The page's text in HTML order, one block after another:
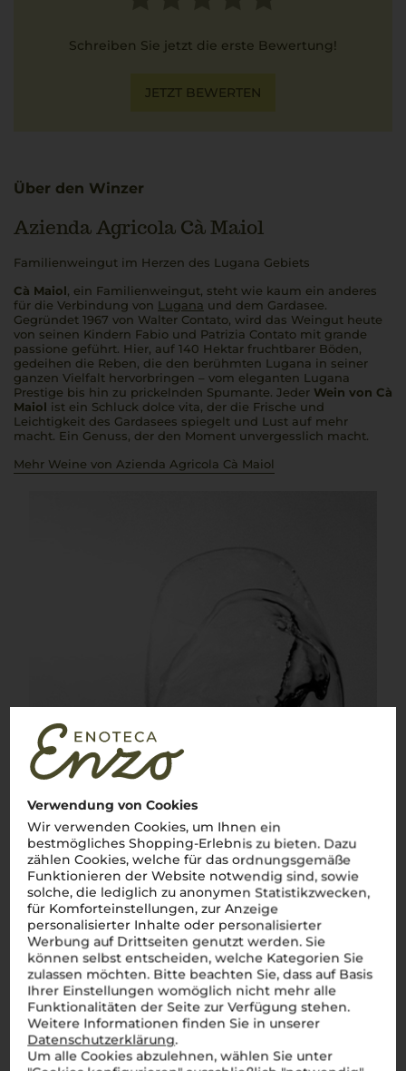
Verwendung von Cookies
Wir verwenden Cookies, um Ihnen ein
bestmögliches Shopping-Erlebnis zu bieten. Dazu
zählen Cookies, welche für das ordnungsgemäße
Funktionieren der Website notwendig sind, sowie
solche, die lediglich zu anonymen Statistikzwecken,
für Komforteinstellungen, zur Anzeige
personalisierter Inhalte oder personalisierter
Werbung auf Drittseiten genutzt werden. Sie
können selbst entscheiden, welche Kategorien Sie
zulassen möchten. Bitte beachten Sie, dass auf Basis
Ihrer Einstellungen womöglich nicht mehr alle
Funktionalitäten der Seite zur Verfügung stehen.
Weitere Informationen finden Sie in unserer
Datenschutzerklärung.
Um alle Cookies abzulehnen, wählen Sie unter
Schreiben Sie jetzt die erste Bewertung!
JETZT BEWERTEN
Über den Winzer
Azienda Agricola Cà Maiol
Familienweingut im Herzen des Lugana Gebiets
Cà Maiol, ein Familienweingut, steht wie kaum ein anderes
für die Verbindung von Lugana und dem Gardasee.
Gegründet 1967 von Walter Contato, wird das Weingut heute
von seinen Kindern Fabio und Patrizia Contato mit grande
passione geführt. Hier, auf 140 Hektar fruchtbarer Böden,
gedeihen die Reben, die den berühmten Lugana in seiner
ganzen Vielfalt hervorbringen – vom eleganten Lugana
Prestige bis hin zu prickelnden Spumante. Jeder Wein von Cà
Maiol ist ein Schluck dolce vita, der die Frische und
Leichtigkeit des Gardasees spiegelt und Lust auf mehr
macht. Ein Genuss, der den Moment unvergesslich macht.
Mehr Weine von Azienda Agricola Cà Maiol
Über die Region
Lombardei